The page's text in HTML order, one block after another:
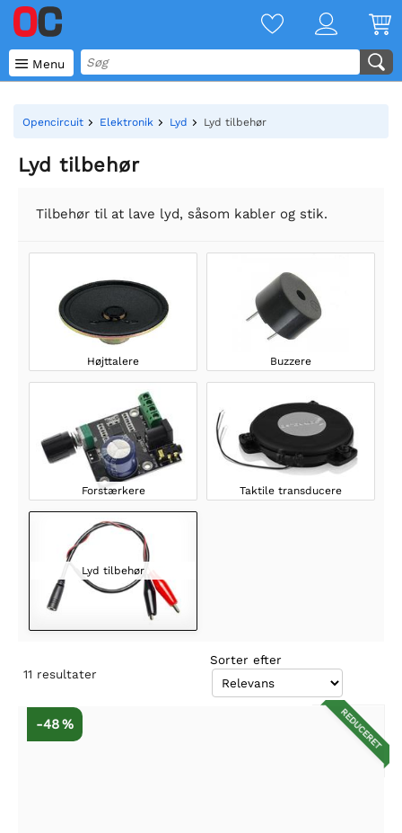
 Menu
Opencircuit Elektronik Lyd Lyd tilbehør
Lyd tilbehør
Tilbehør til at lave lyd, såsom kabler og stik.
Højttalere Buzzere
Forstærkere Taktile transducere
Lyd tilbehør
11 resultater
Sorter efter
REDUCERET
-48 %